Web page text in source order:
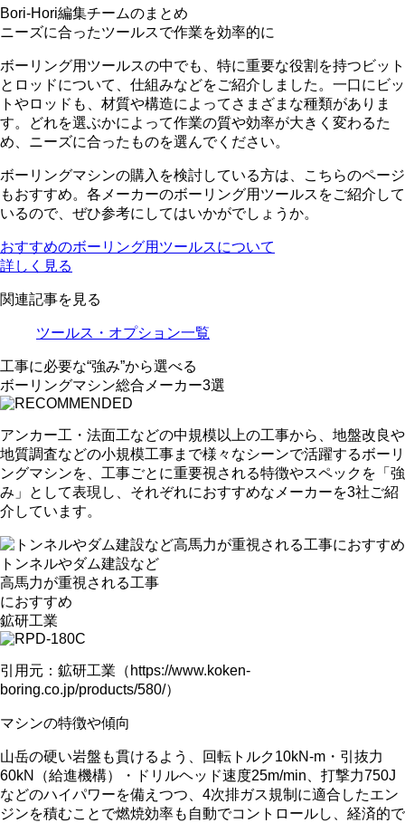
Bori-Hori編集チームのまとめ
ニーズに合ったツールスで作業を効率的に
ボーリング用ツールスの中でも、特に重要な役割を持つビット
とロッドについて、仕組みなどをご紹介しました。一口にビッ
トやロッドも、 材質や構造によってさまざまな種類がありま
す。どれを選ぶかによって作業の質や効率が大きく変わるた
め、ニーズに合ったものを選んでください。
ボーリングマシンの購入を検討している方は、こちらのページ
もおすすめ。各メーカーのボーリング用ツールスをご紹介して
いるので、ぜひ参考にしてはいかがでしょうか。
おすすめのボーリング用ツールスについて
詳しく見る
関連記事を見る
ツールス・オプション一覧
工事に必要な“強み”から選べる
ボーリングマシン総合メーカー3選
アンカー工・法面工などの中規模以上の工事から、地盤改良や
地質調査などの小規模工事まで様々なシーンで活躍するボーリ
ングマシンを、工事ごとに重要視される特徴やスペックを「強
み」として表現し、それぞれにおすすめなメーカーを3社ご紹
介しています。
トンネルやダム建設など
高馬力が重視 される工事
におすすめ
鉱研工業
引用元：鉱研工業（https://www.koken-
boring.co.jp/products/580/）
マシンの特徴や傾向
山岳の硬い岩盤も貫けるよう、
回転トルク10kN-m・引抜力
60kN（給進機構）・ドリルヘッド速度25m/min、打撃力750J
などのハイパワーを備えつつ、 4次排ガス規制に適合 したエン
ジンを積むことで燃焼効率も自動でコントロールし、経済的で